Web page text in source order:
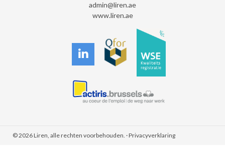
admin@liren.ae
www.liren.ae
© 2026 Liren, alle rechten voorbehouden. ·Privacyverklaring